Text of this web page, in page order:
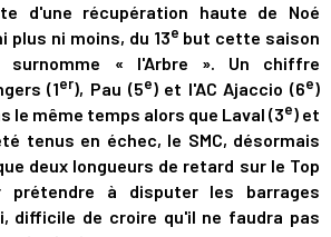
d'une récupération haute de Noé
plus ni moins, du 13e but cette saison
« l'Arbre ». Un chiffre
(1er), Pau (5e) et l'AC Ajaccio (6e)
le même temps alors que Laval (3e) et
tenus en échec, le SMC, désormais
deux longueurs de retard sur le Top
prétendre à disputer les barrages
difficile de croire qu'il ne faudra pas